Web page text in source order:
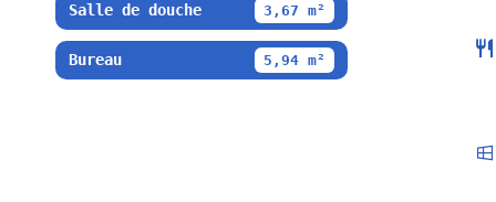
Salle de douche 3,67 m²
Bureau 5,94 m²